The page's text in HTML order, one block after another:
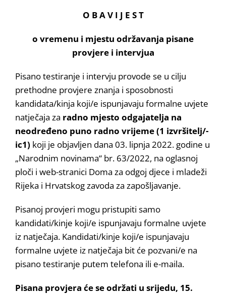
O B A V I J E S T
o vremenu i mjestu održavanja pisane
provjere i intervjua
Pisano testiranje i intervju provode se u cilju
prethodne provjere znanja i sposobnosti
kandidata/kinja koji/e ispunjavaju formalne uvjete
natječaja za radno mjesto odgajatelja na
neodređeno puno radno vrijeme (1 izvršitelj/-
ic1) koji je objavljen dana 03. lipnja 2022. godine u
„Narodnim novinama“ br. 63/2022, na oglasnoj
ploči i web-stranici Doma za odgoj djece i mladeži
Rijeka i Hrvatskog zavoda za zapošljavanje.
Pisanoj provjeri mogu pristupiti samo
kandidati/kinje koji/e ispunjavaju formalne uvjete
iz natječaja. Kandidati/kinje koji/e ispunjavaju
formalne uvjete iz natječaja bit će pozvani/e na
pisano testiranje putem telefona ili e-maila.
Pisana provjera će se održati u srijedu, 15.